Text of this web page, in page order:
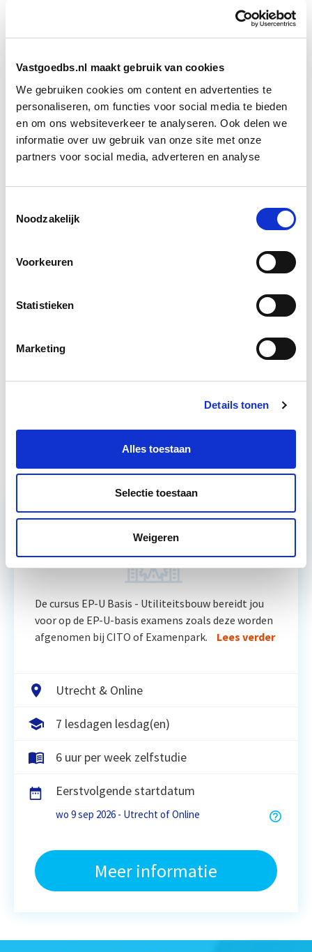
Vastgoedbs.nl maakt gebruik van cookies
We gebruiken cookies om content en advertenties te
personaliseren, om functies voor social media te bieden
en om ons websiteverkeer te analyseren. Ook delen we
informatie over uw gebruik van onze site met onze
partners voor social media, adverteren en analyse
Noodzakelijk
Voorkeuren
Statistieken
Marketing
Details tonen
Alles toestaan
Selectie toestaan
Weigeren
taak. Dertig procent van de gebouwen heeft nog geen
energielabel. Dat komt deels omdat ze onder
‘administratieve kwestie’ moet zo snel mogelijk
worden opgelost. Maar daarnaast heeft ook 15% van
de overheidsgebouwen een slechter energielabel dan
C. De gemeente waar deze gebouwen staan kan
uiteraard ook richting de Rijksoverheid handhavend
sluiten als niet aan de voorwaarden wordt voldaan.
Bron: NRC
Boeiend verhaal? Duik dan eens
DMJOP
sep
Relevant bij dit artikel
EP-U Basis - Utiliteitsbouw
De cursus EP-U Basis - Utiliteitsbouw bereidt jou
voor op de EP-U-basis examens zoals deze worden
afgenomen bij CITO of Examenpark.
Lees verder
Utrecht & Online
7 lesdagen lesdag(en)
6 uur per week zelfstudie
Eerstvolgende startdatum
wo 9 sep 2026 - Utrecht of Online
Meer informatie